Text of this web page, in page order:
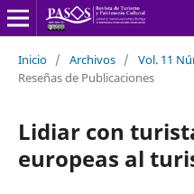
Inicio / Archivos / Vol. 11
Reseñas de Publicaciones
Lidiar con
europeas al